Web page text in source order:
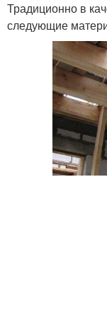
Традиционно в
следующие